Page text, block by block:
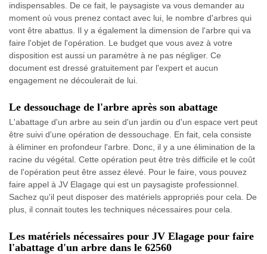
indispensables. De ce fait, le paysagiste va vous demander au
moment où vous prenez contact avec lui, le nombre d'arbres qui
vont être abattus. Il y a également la dimension de l'arbre qui va
faire l'objet de l'opération. Le budget que vous avez à votre
disposition est aussi un paramètre à ne pas négliger. Ce
document est dressé gratuitement par l'expert et aucun
engagement ne découlerait de lui.
Le dessouchage de l'arbre après son abattage
L'abattage d'un arbre au sein d'un jardin ou d'un espace vert peut
être suivi d'une opération de dessouchage. En fait, cela consiste
à éliminer en profondeur l'arbre. Donc, il y a une élimination de la
racine du végétal. Cette opération peut être très difficile et le coût
de l'opération peut être assez élevé. Pour le faire, vous pouvez
faire appel à JV Elagage qui est un paysagiste professionnel.
Sachez qu'il peut disposer des matériels appropriés pour cela. De
plus, il connait toutes les techniques nécessaires pour cela.
Les matériels nécessaires pour JV Elagage pour faire
l'abattage d'un arbre dans le 62560